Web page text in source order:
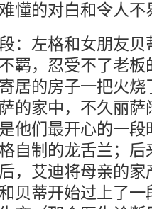
懂的对白和令人
：左格和女朋友
羁，忍受不了老
居的房子一把火
的家中，不久丽
他们最开心的一
自制的龙舌兰；
，艾迪将母亲的
贝蒂开始过上了